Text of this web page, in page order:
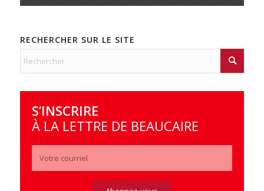
RECHERCHER SUR LE SITE
S’INSCRIRE
À LA LETTRE DE BEAUCAIRE